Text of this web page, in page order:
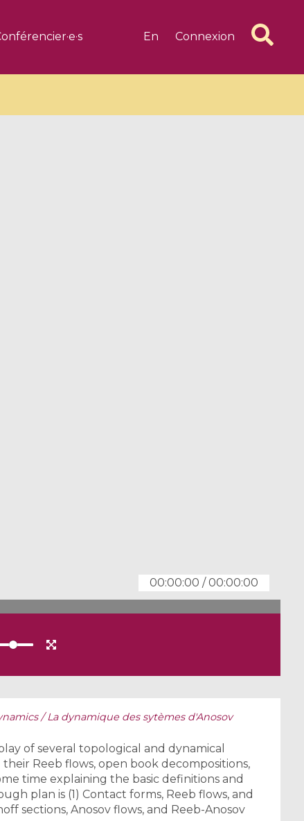
En Connexion
00:00:00 /00:00:00
/ La dynamique des sytèmes d'Anosov
of several topological and dynamical
Reeb flows, open book decompositions,
time explaining the basic definitions and
plan is (1) Contact forms, Reeb flows, and
sections, Anosov flows, and Reeb-Anosov